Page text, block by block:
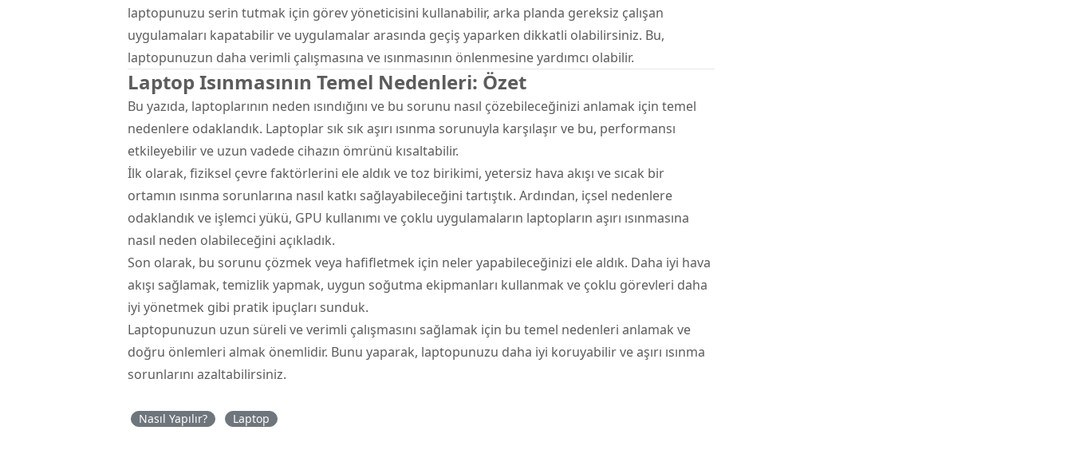
laptopunuzu serin tutmak için görev yöneticisini kullanabilir, arka planda gereksiz çalışan
uygulamaları kapatabilir ve uygulamalar arasında geçiş yaparken dikkatli olabilirsiniz. Bu,
laptopunuzun daha verimli çalışmasına ve ısınmasının önlenmesine yardımcı olabilir.
Laptop Isınmasının Temel Nedenleri: Özet
Bu yazıda, laptoplarının neden ısındığını ve bu sorunu nasıl çözebileceğinizi anlamak için temel
nedenlere odaklandık. Laptoplar sık sık aşırı ısınma sorunuyla karşılaşır ve bu, performansı
etkileyebilir ve uzun vadede cihazın ömrünü kısaltabilir.
İlk olarak, fiziksel çevre faktörlerini ele aldık ve toz birikimi, yetersiz hava akışı ve sıcak bir
ortamın ısınma sorunlarına nasıl katkı sağlayabileceğini tartıştık. Ardından, içsel nedenlere
odaklandık ve işlemci yükü, GPU kullanımı ve çoklu uygulamaların laptopların aşırı ısınmasına
nasıl neden olabileceğini açıkladık.
Son olarak, bu sorunu çözmek veya hafifletmek için neler yapabileceğinizi ele aldık. Daha iyi hava
akışı sağlamak, temizlik yapmak, uygun soğutma ekipmanları kullanmak ve çoklu görevleri daha
iyi yönetmek gibi pratik ipuçları sunduk.
Laptopunuzun uzun süreli ve verimli çalışmasını sağlamak için bu temel nedenleri anlamak ve
doğru önlemleri almak önemlidir. Bunu yaparak, laptopunuzu daha iyi koruyabilir ve aşırı ısınma
sorunlarını azaltabilirsiniz.
Nasıl Yapılır? Laptop